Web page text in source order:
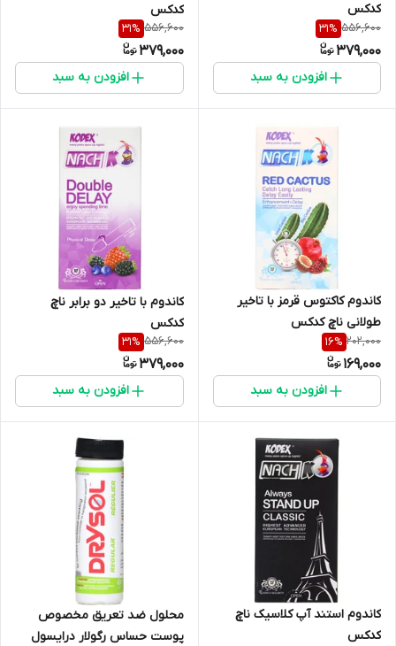
کدکس
556,600
31%
379,000
افزودن به سبد
کدکس
556,600
31%
379,000
افزودن به سبد
کاندوم کاکتوس قرمز با تاخیر
طولانی ناچ کدکس
202,000
16%
169,000
افزودن به سبد
کاندوم با تاخیر دو برابر ناچ
کدکس
556,600
31%
379,000
افزودن به سبد
کاندوم استند آپ کلاسیک ناچ
کدکس
محلول ضد تعریق مخصوص
پوست حساس رگولار درایسول